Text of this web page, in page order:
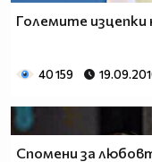
Големите изцепки
40 159
Спомени за